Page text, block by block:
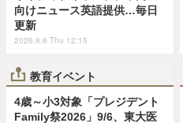
向けニュース英語提供…毎日
更新
2026.8.6 Thu 12:15
教育イベント
4歳～小3対象「プレジデント
Family祭2026」9/6、東大医